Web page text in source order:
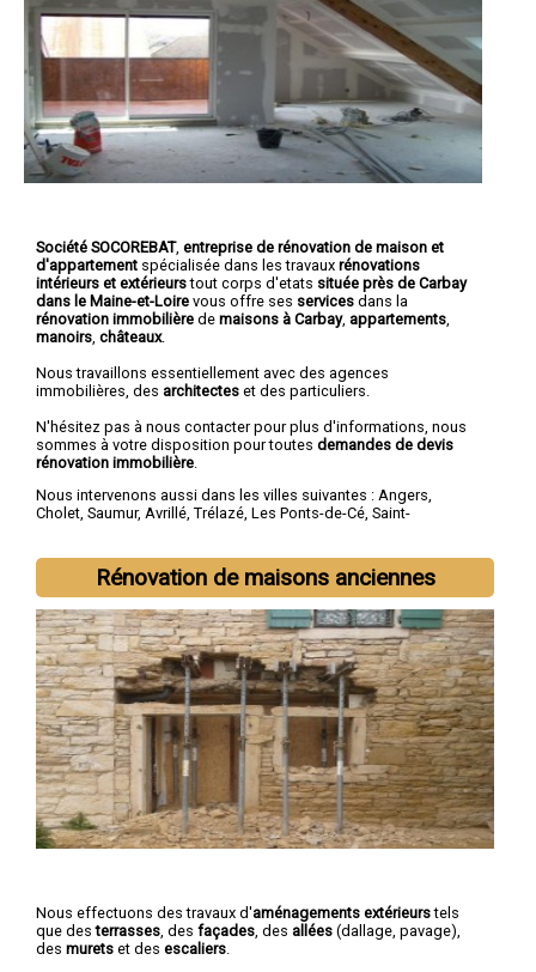
Société SOCOREBAT, entreprise de rénovation de maison et
d'appartement spécialisée dans les travaux rénovations
intérieurs et extérieurstout corps d'etats située près de Carbay
dans le Maine-et-Loire vous offre ses services dans la
rénovation immobilière de maisons à Carbay, appartements
manoirs châteaux.
Nous travaillons essentiellement avec des agences
immobilières, des architectes et des particuliers.
N'hésitez pas à nous contacter pour plus d'informations, nous
sommes à votre disposition pour toutes demandes de devis
rénovation immobilière
Nous intervenons aussi dans les villes suivantes : Angers,
Cholet, Saumur, Avrillé, Trélazé, Les Ponts-de-Cé, Saint-
Rénovation de maisons anciennes
Nous effectuons des travaux d'aménagements extérieurstels
que desterrasses , des façades , des allées (dallage, pavage),
des murets et des escaliers